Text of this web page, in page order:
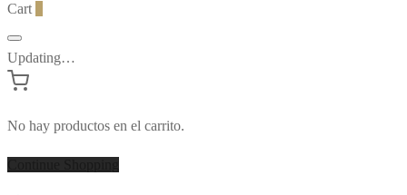
Cart
Updating…
No hay productos en el carrito.